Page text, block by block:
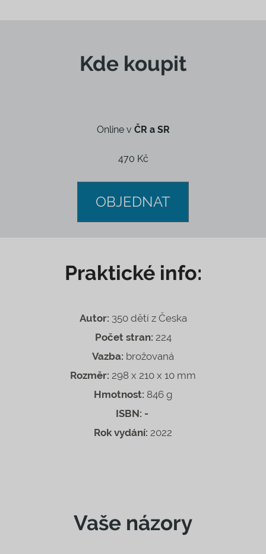
Kde koupit
Online v ČR a SR
470 Kč
OBJEDNAT
Praktické info:
Autor: 350 dětí z Česka
Počet stran: 224
Vazba: brožovaná
Rozměr: 298 x 210 x 10 mm
Hmotnost: 846 g
ISBN: -
Rok vydání: 2022
Vaše názory